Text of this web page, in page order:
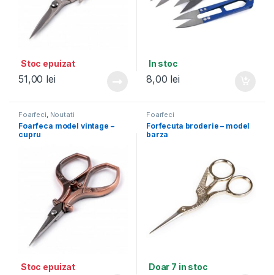
Stoc epuizat
51,00 lei
In stoc
8,00 lei
Foarfeci, Noutati
Foarfeca model vintage –
cupru
Stoc epuizat
Foarfeci
Forfecuta broderie – model
barza
Doar 7 in stoc